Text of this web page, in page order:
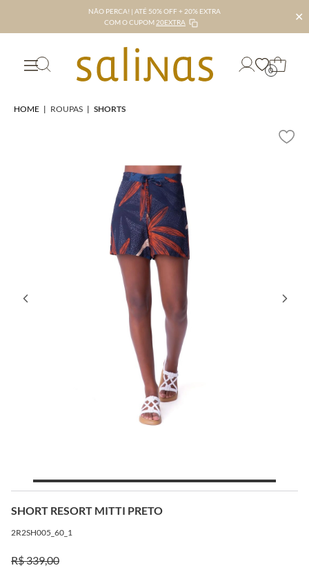
NÃO PERCA! | ATÉ 50% OFF + 20% EXTRA
COM O CUPOM 20EXTRA ✕
0
HOME | ROUPAS | SHORTS
SHORT RESORT MITTI PRETO
2R2SH005_60_1
R$ 339,00